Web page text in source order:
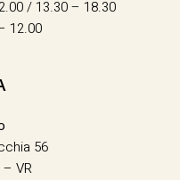
/ 13.30 – 18.30
12.00
56
VR